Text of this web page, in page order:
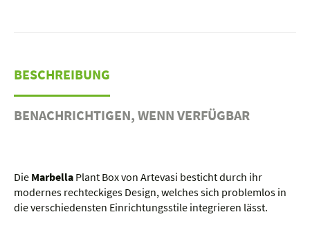
BESCHREIBUNG
BENACHRICHTIGEN, WENN VERFÜGBAR
Die Marbella Plant Box von Artevasi besticht durch ihr
modernes rechteckiges Design, welches sich problemlos in
die verschiedensten Einrichtungsstile integrieren lässt.